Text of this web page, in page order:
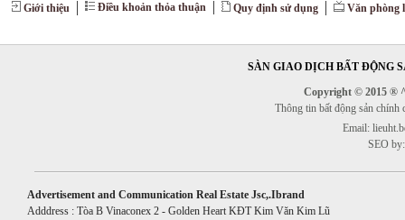
Giới thiệu Điều khoản thỏa thuận Quy định sử dụng Văn phòng
SÀN GIAO DỊCH BẤT ĐỘNG
Copyright © 2015 ®
Thông tin bất động sản
Email:
SEO
Advertisement and Communication Real Estate Jsc,.Ibrand
Adddress : Tòa B Vinaconex 2 - Golden Heart KĐT Kim Văn Kim Lũ